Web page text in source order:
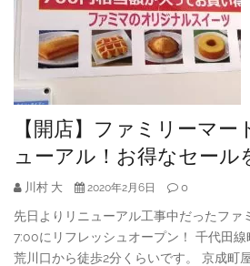
【開店】ファミリーマー
ューアル！お得なセール
川村 大 2020年2月6日 0
先日よりリニューアル工事中だったフ
7:00にリフレッシュオープン！ 千代田線
荒川口から徒歩2分くらいです。 京成町